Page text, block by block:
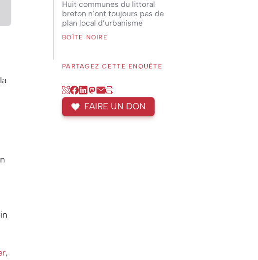
Huit communes du littoral
breton n’ont toujours pas de
plan local d’urbanisme
BOÎTE NOIRE
PARTAGEZ CETTE ENQUÊTE
FAIRE UN DON
,